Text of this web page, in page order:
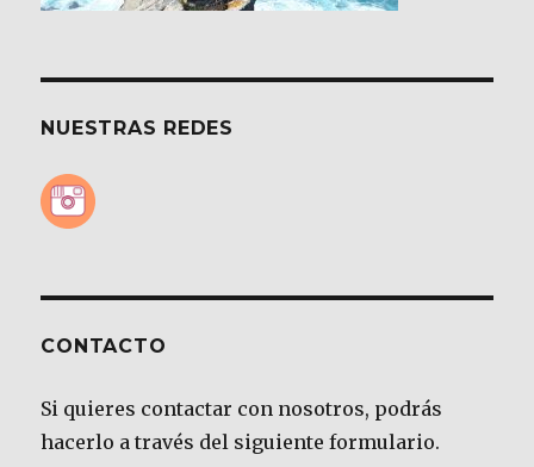
NUESTRAS REDES
CONTACTO
Si quieres contactar con nosotros, podrás
hacerlo a través del siguiente formulario.